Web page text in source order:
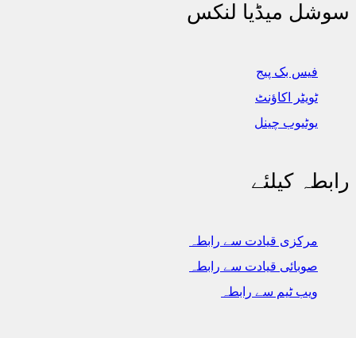
سوشل میڈیا لنکس
فیس بک پیج
ٹویٹر اکاؤنٹ
یوٹیوب چینل
رابطہ کیلئے
مرکزی قیادت سے رابطہ
صوبائی قیادت سے رابطہ
ویب ٹیم سے رابطہ